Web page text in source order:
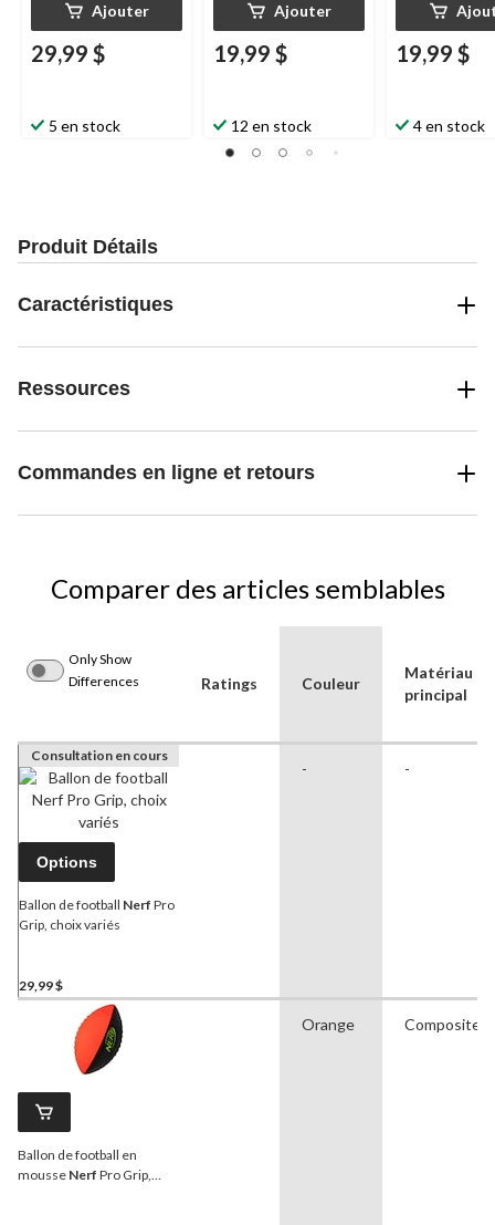
Ajouter
29,99 $
5 en stock
Ajouter
19,99 $
12 en stock
19,99 $
4 en stock
Produit Détails
Caractéristiques
Ressources
Commandes en ligne et retours
Comparer des articles semblables
Only Show
Differences
Ratings Couleur
Matériau
principal
Consultation en cours
Options
Ballon de football Nerf Pro
Grip, choix variés
29,99 $
- -
Ballon de football en
mousse Nerf Pro Grip,
Orange Composite